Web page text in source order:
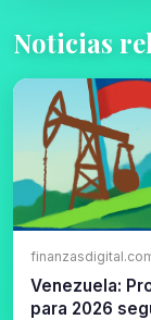
Noticias
Venezuela:
para 2026